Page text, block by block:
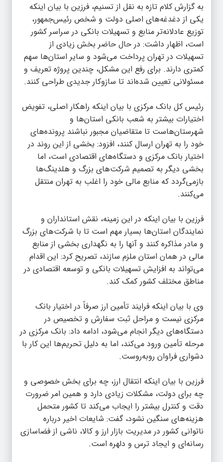
به گزارش کلام تازه به نقل از تسنیم، فرزین با بیان اینکه
یکی از دغدغه‌های اصلی دولت و شخص رئیس‌جمهور،
توزیع عادلانه‌تر منابع و تسهیلات بانکی در سراسر کشور
است، اظهار داشت: ‌در حال حاضر بخش زیادی از
تسهیلات در تهران پرداخت می‌شود و سایر استان‌ها سهم
کمتری دارند. برای رفع این مشکل، چندین پروژه تعریف و
مسئولانی تعیین شده‌اند تا سازوکار جدیدی طراحی کنند.
رئیس کل بانک مرکزی با بیان اینکه راهکار اصلی، تفویض
اختیارات بیشتر به شعب بانکی استان‌ها و
شهرستان‌هاست تا متقاضیان مجبور نباشند پرونده‌های
خود را به تهران ارسال کنند، افزود: بخشی از این روند در
اختیار بانک مرکزی و دستگاه‌های اقتصادی است، اما
بخشی دیگر به تصمیم شرکت‌های بزرگ و هلدینگ‌ها
بازمی‌گردد که منابع مالی خود را اغلب به تهران منتقل
می‌کنند.
‌فرزین با بیان اینکه در این زمینه، نقش استانداران و
نمایندگان استان‌ها بسیار مهم است تا با شرکت‌های بزرگ
و مادر مذاکره کنند و آنها را به نگهداری بخشی از منابع
مالی در همان استان ملزم سازند، تصریح کرد: این اقدام
می‌تواند به افزایش تسهیلات بانکی و توسعه اقتصادی در
مناطق مختلف کشور کمک کند.
وی با بیان اینکه فرایند تأمین ارز صرفاً در اختیار بانک
مرکزی نیست و مراحل ثبت سفارش و تخصیص در
دستگاه‌های دیگر انجام می‌شود، ادامه داد: بانک مرکزی در
مرحله تأمین ورود می‌کند، اما به دلیل تحریم‌ها این کار با
دشواری فراوان روبه‌روست.
فرزین با بیان اینکه انتقال ارز، چه برای بخش خصوصی و
چه برای دولت، مشکلات زیادی دارد و همین امر ضرورت
دقت و کنترل بیشتر را ایجاب می‌کند تا کشور متحمل
هزینه‌های سنگین نشود، گفت‌: شایعات اخیر درباره
ناتوانی کشور در مدیریت بازار ارز و کالا، ناشی از فضاسازی
رسانه‌ای و ایجاد ترس و دلهره است.